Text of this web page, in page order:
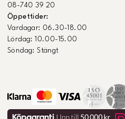
08-740 39 20
Öppettider:
Vardagar: 06.30-18.00
Lördag: 10.00-15.00
Söndag: Stängt